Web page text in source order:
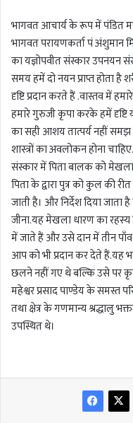
भागवत आचार्य के रूप में पंडित
भागवत परायणकर्ता पं अंशुमान
का यज्ञोपवीत संस्कार उपनयन
समय हमें दो नयन प्राप्त होता
दृष्टि प्रदान करते हैं .वास्तव में
हमारे गुरुजी कृपा करके हमें दृष्टि
का सही आशय तात्पर्य नहीं समझ
शास्त्रों का अवलोकन होना
संस्कार में पिता बालक को
पिता के द्वारा पुत्र को कुल की
जाती है। और निर्देश दिया
जीना.यह मेखला धारण का रहस्य
में जाते हैं और उसे दान में तीन
आप को भी प्रदान कर देते हैं.यह
छलने नहीं गए थे बल्कि उसे पर
महेश्वर प्रसाद पाण्डेय के समस्त
तथा क्षेत्र के गणमान्य श्रद्धालु
उपस्थित थे।